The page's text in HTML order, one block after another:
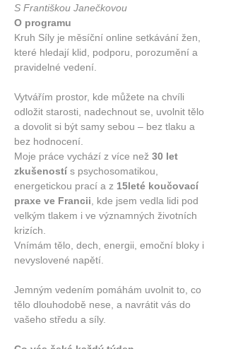
S Františkou Janečkovou
O programu
Kruh Síly je měsíční online setkávání žen,
které hledají klid, podporu, porozumění a
pravidelné vedení.
Vytvářím prostor, kde můžete na chvíli
odložit starosti, nadechnout se, uvolnit tělo
a dovolit si být samy sebou – bez tlaku a
bez hodnocení.
Moje práce vychází z více než 30 let
zkušeností s psychosomatikou,
energetickou prací a z 15leté koučovací
praxe ve Francii , kde jsem vedla lidi pod
velkým tlakem i ve významných životních
krizích.
Vnímám tělo, dech, energii, emoční bloky i
nevyslovené napětí.
Jemným vedením pomáhám uvolnit to, co
tělo dlouhodobě nese, a navrátit vás do
vašeho středu a síly.